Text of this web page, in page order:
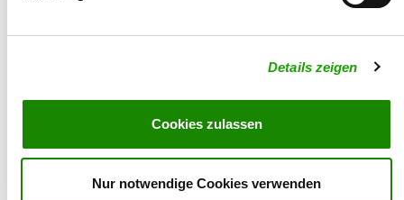
Details zeigen
Cookies zulassen
Nur notwendige Cookies verwenden
Karte